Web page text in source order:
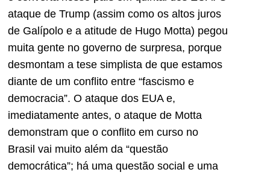
ataque de Trump (assim como os altos juros
de Galípolo e a atitude de Hugo Motta) pegou
muita gente no governo de surpresa, porque
desmontam a tese simplista de que estamos
diante de um conflito entre “fascismo e
democracia”. O ataque dos EUA e,
imediatamente antes, o ataque de Motta
demonstram que o conflito em curso no
Brasil vai muito além da “questão
democrática”; há uma questão social e uma